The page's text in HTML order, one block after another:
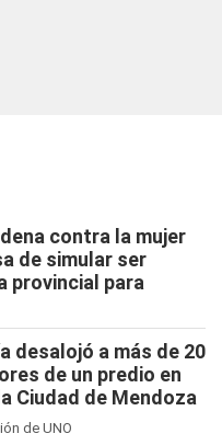
contra la mujer
de simular ser
provincial para
desalojó a más de 20
de un predio en
Ciudad de Mendoza
de UNO